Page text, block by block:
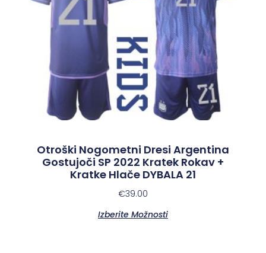
Otroški Nogometni Dresi Argentina
Gostujoči SP 2022 Kratek Rokav +
Kratke Hlače DYBALA 21
€39.00
Izberite Možnosti